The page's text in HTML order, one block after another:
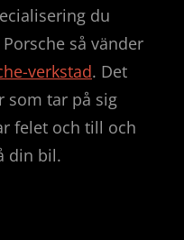
du
så vänder
verkstad. Det
som tar på sig
felet och till och
din bil.